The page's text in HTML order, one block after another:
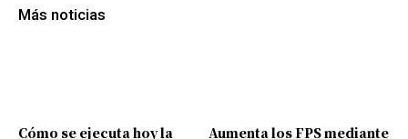
Más noticias
Cómo se ejecuta hoy la
Aumenta los FPS mediante